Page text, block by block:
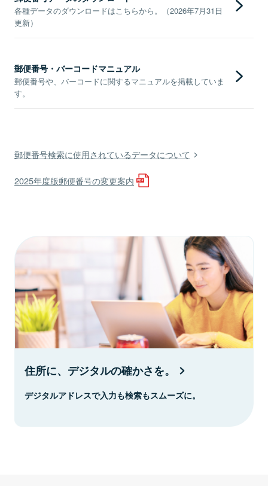
各種データのダウンロードはこちらから。（2026年7月31日
更新）
郵便番号・バーコードマニュアル
郵便番号や、バーコードに関するマニュアルを掲載していま
す。
郵便番号検索に使用されているデータについて
2025年度版郵便番号の変更案内
住所に、デジタルの確かさを。
デジタルアドレスで入力も検索もスムーズに。